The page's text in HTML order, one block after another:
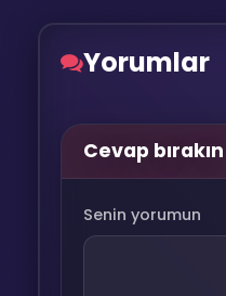
Yorumlar
Cevap bırakın
Senin yorumun